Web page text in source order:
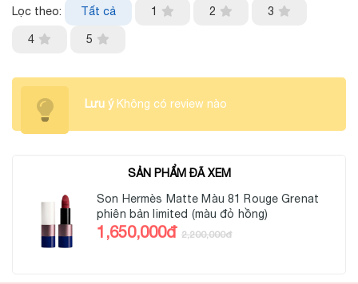
Lọc theo: Tất cả 1 2 3
4 5
Lưu ýKhông có review nào
SẢN PHẨM ĐÃ XEM
Son Hermès Matte Màu 81 Rouge Grenat
phiên bản limited (màu đỏ hồng)
1,650,000đ 2,200,000đ